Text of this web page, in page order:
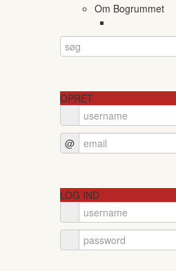
Om Bogrummet
OPRET
@
LOG IND